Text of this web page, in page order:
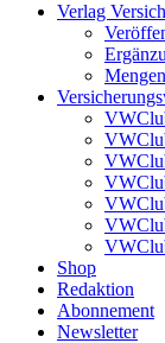
Verlag
Shop
Redaktion
Abonnement
Newsletter